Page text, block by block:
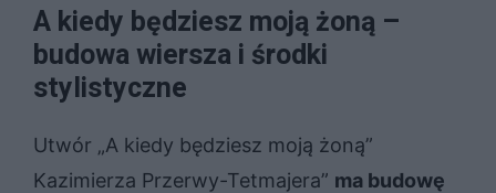
A kiedy będziesz moją żoną –
budowa wiersza i środki
stylistyczne
Utwór „A kiedy będziesz moją żoną”
Kazimierza Przerwy-Tetmajera” ma budowę